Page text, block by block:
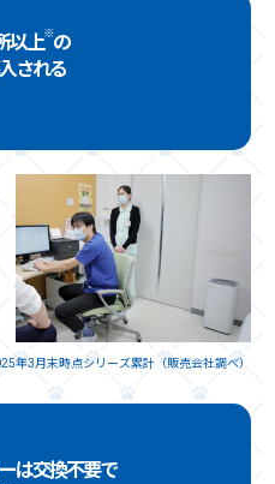
以上※の
される
年3月末時点シリーズ累計（販売会社調べ）
は交換不要で